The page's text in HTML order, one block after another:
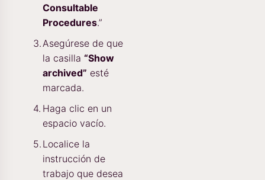
Consultable
Procedures.”
Asegúrese de que
la casilla “Show
archived” esté
marcada.
Haga clic en un
espacio vacío.
Localice la
instrucción de
trabajo que desea